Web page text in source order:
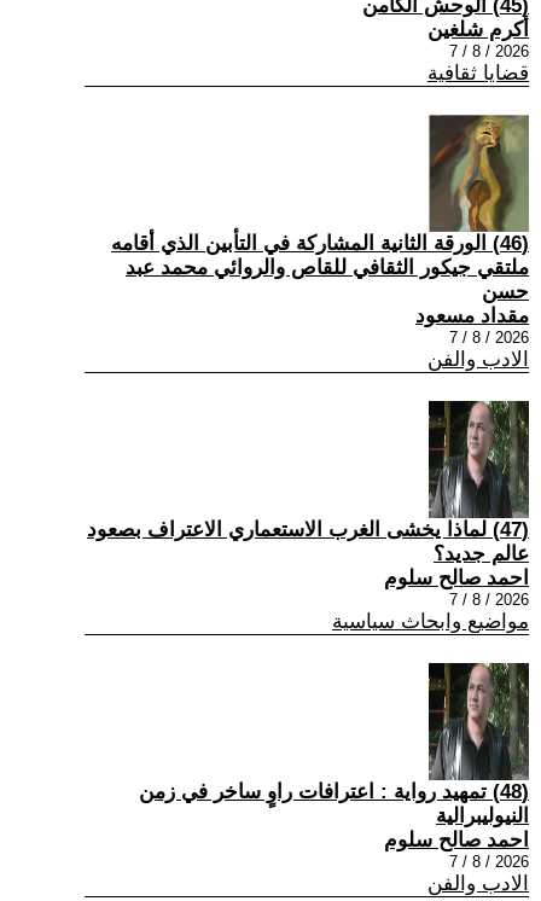
(45) الوحش الكامن
أكرم شلغين
2026 / 8 / 7
قضايا ثقافية
(46) الورقة الثانية المشاركة في التأبين الذي أقامه
ملتقي جيكور الثقافي للقاص والروائي محمد عبد
حسن
مقداد مسعود
2026 / 8 / 7
الادب والفن
(47) لماذا يخشى الغرب الاستعماري الاعتراف بصعود
عالم جديد؟
احمد صالح سلوم
2026 / 8 / 7
مواضيع وابحاث سياسية
(48) تمهيد رواية : اعترافات راوٍ ساخر في زمن
النيوليبرالية
احمد صالح سلوم
2026 / 8 / 7
الادب والفن